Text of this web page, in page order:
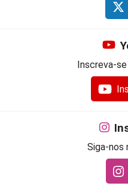
Inscreva-
Siga-nos